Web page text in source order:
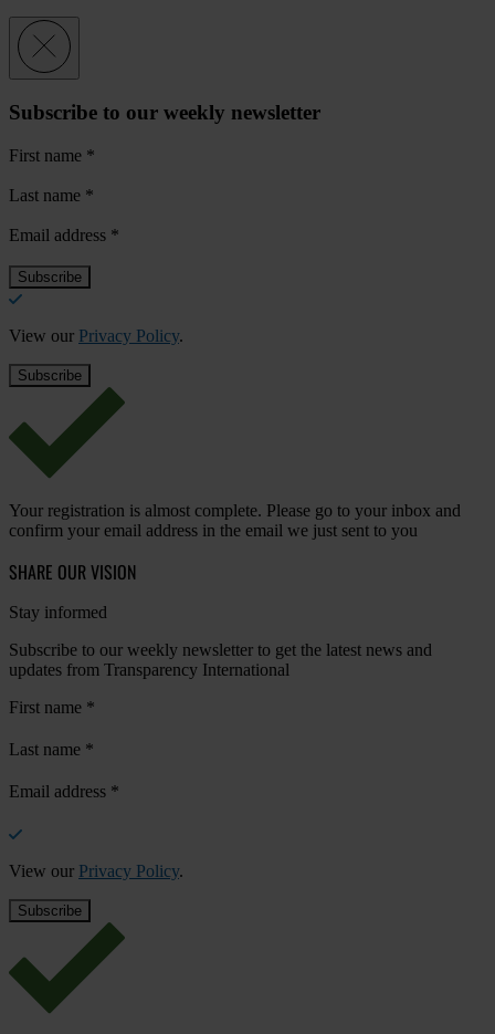
Subscribe to our weekly newsletter
First name *
Last name *
Email address *
View our Privacy Policy.
Your registration is almost complete. Please go to your inbox and
confirm your email address in the email we just sent to you
SHARE OUR VISION
Stay informed
Subscribe to our weekly newsletter to get the latest news and
updates from Transparency International
First name *
Last name *
Email address *
View our Privacy Policy.